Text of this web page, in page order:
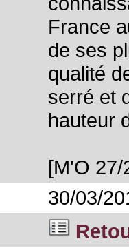
France
de ses
qualité
serré et
hauteur
[M'O 27/
30/03/